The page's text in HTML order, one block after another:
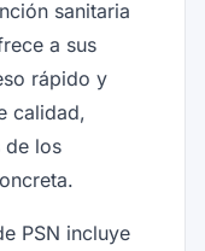
sanitaria
a sus
rápido y
calidad,
de los
PSN incluye